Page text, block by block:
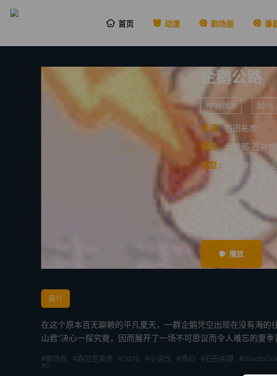
首页 动漫 剧场版 番
企鹅公路
1694播放 2018
导演 : 石田祐康
演员 : 北香那 苍井优
类型 :
小说改 奇幻
播放
简介
在这个原本百无聊赖的平凡夏天，一群企鹅凭空出现在没有海
山君”决心一探究竟，因而展开了一场不可思议而令人难忘的夏季
#剧场版 #森见登美彦 #2018 #小说改 #奇幻 #石田祐康
#2